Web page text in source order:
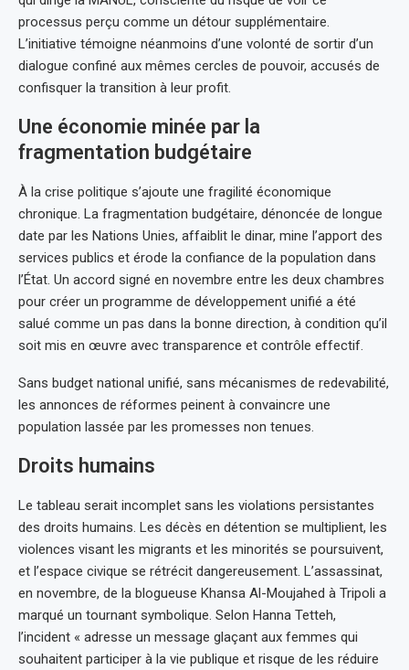
processus perçu comme un détour supplémentaire.
L’initiative témoigne néanmoins d’une volonté de sortir d’un
dialogue confiné aux mêmes cercles de pouvoir, accusés de
confisquer la transition à leur profit.
Une économie minée par la
fragmentation budgétaire
À la crise politique s’ajoute une fragilité économique
chronique. La fragmentation budgétaire, dénoncée de longue
date par les Nations Unies, affaiblit le dinar, mine l’apport des
services publics et érode la confiance de la population dans
l’État. Un accord signé en novembre entre les deux chambres
pour créer un programme de développement unifié a été
salué comme un pas dans la bonne direction, à condition qu’il
soit mis en œuvre avec transparence et contrôle effectif.
Sans budget national unifié, sans mécanismes de redevabilité,
les annonces de réformes peinent à convaincre une
population lassée par les promesses non tenues.
Droits humains
Le tableau serait incomplet sans les violations persistantes
des droits humains. Les décès en détention se multiplient, les
violences visant les migrants et les minorités se poursuivent,
et l’espace civique se rétrécit dangereusement. L’assassinat,
en novembre, de la blogueuse Khansa Al-Moujahed à Tripoli a
marqué un tournant symbolique. Selon Hanna Tetteh,
l’incident « adresse un message glaçant aux femmes qui
souhaitent participer à la vie publique et risque de les réduire